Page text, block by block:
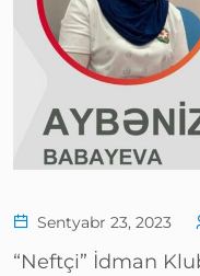
Sentyabr 23, 2023
“Neftçi” İdman